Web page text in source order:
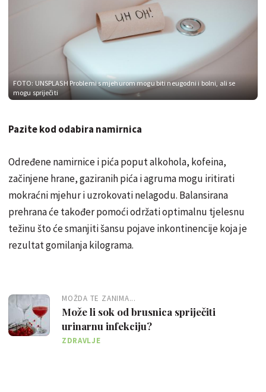
FOTO: UNSPLASHProblemi s mjehurom mogu biti neugodni i bolni, ali se
mogu spriječiti
Pazite kod odabira namirnica
Određene namirnice i pića poput alkohola, kofeina,
začinjene hrane, gaziranih pića i agruma mogu iritirati
mokraćni mjehur i uzrokovati nelagodu. Balansirana
prehrana će također pomoći održati optimalnu tjelesnu
težinu što će smanjiti šansu pojave inkontinencije koja je
rezultat gomilanja kilograma.
MOŽDA TE ZANIMA...
Može li sok od brusnica spriječiti
urinarnu infekciju?
ZDRAVLJE